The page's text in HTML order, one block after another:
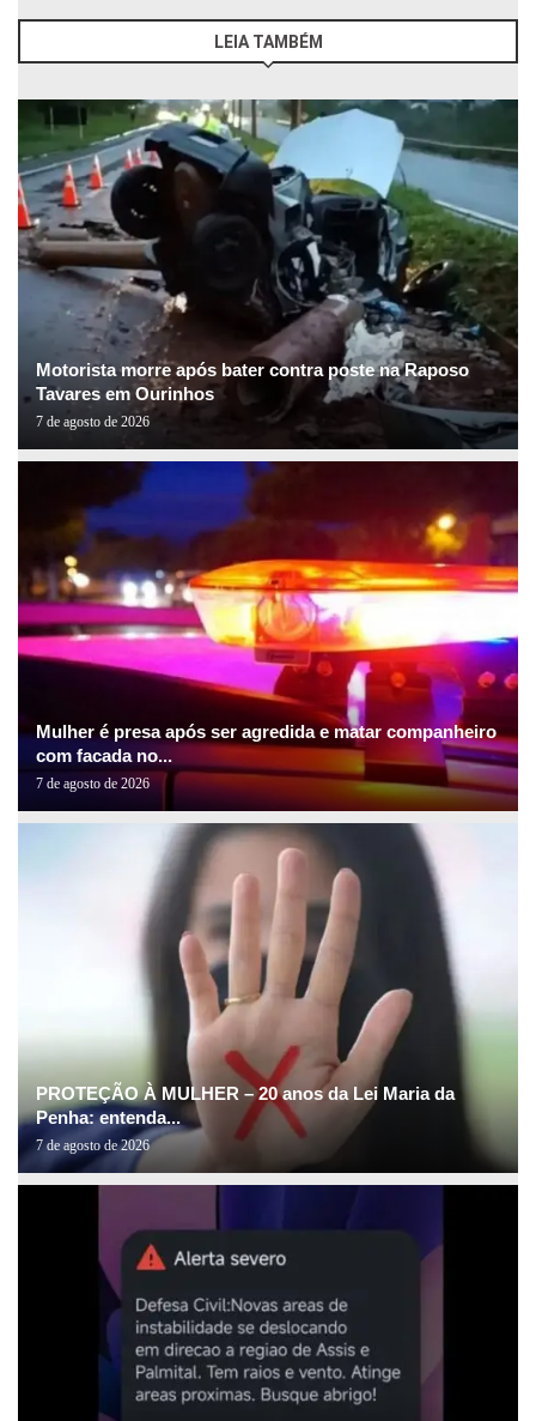
LEIA TAMBÉM
Motorista morre após bater contra poste na Raposo
Tavares em Ourinhos
7 de agosto de 2026
Mulher é presa após ser agredida e matar companheiro
com facada no...
7 de agosto de 2026
PROTEÇÃO À MULHER – 20 anos da Lei Maria da
Penha: entenda...
7 de agosto de 2026